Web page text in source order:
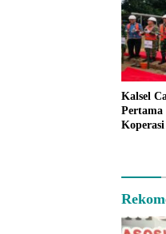
Kalsel
Pertama